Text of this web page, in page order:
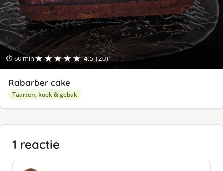
⏱ 60 min★★★★★ 4.5 (20)
Rabarber cake
Taarten, koek & gebak
1 reactie